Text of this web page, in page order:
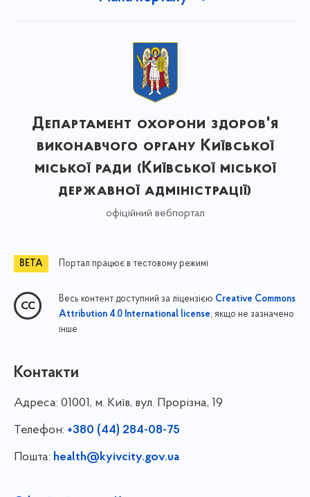
Департамент охорони здоров'я
виконавчого органу Київської
міської ради (Київської міської
державної адміністрації)
офіційний вебпортал
Портал працює в тестовому режимі
Весь контент доступний за ліцензією Creative Commons
Attribution 4.0 International license, якщо не зазначено
інше
Контакти
Адреса: 01001, м. Київ, вул. Прорізна, 19
Телефон: +380 (44) 284-08-75
Пошта: health@kyivcity.gov.ua